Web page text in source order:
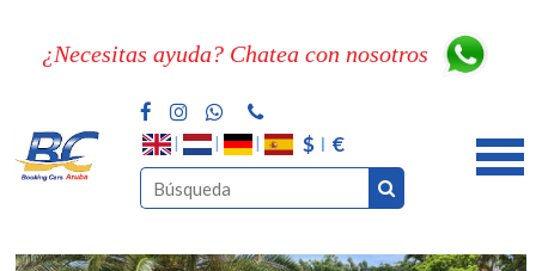
¿Necesitas ayuda? Chatea con nosotros
$ €